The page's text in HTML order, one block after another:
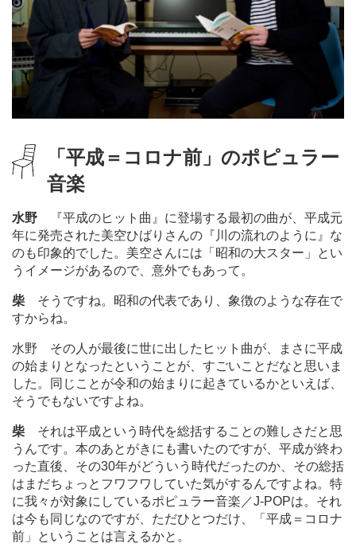
「平成＝コロナ前」のポピュラー
音楽
水野 『平成のヒット曲』に登場する最初の曲が、平成元
年に発売された美空ひばりさんの『川の流れのように』な
のも印象的でした。美空さんには「昭和の大スター」とい
うイメージがあるので、意外でもあって。
柴 そうですね。昭和の代表であり、象徴のような存在で
すからね。
水野 その人が最後に世に出したヒット曲が、まさに平成
の始まりとなったということが、すごいことだなと思いま
した。同じことが令和の始まりに起きているかといえば、
そうでもないですよね。
柴 それは平成という時代を総括することの難しさだと思
うんです。本のあとがきにも書いたのですが、平成が終わ
った直後、その30年がどういう時代だったのか、その総括
はまだちょっとフワフワしていた気がするんですよね。特
に我々が対象にしているポピュラー音楽／J-POPは。それ
は今も同じなのですが、ただひとつだけ、「平成＝コロナ
前」ということは言えるかと。